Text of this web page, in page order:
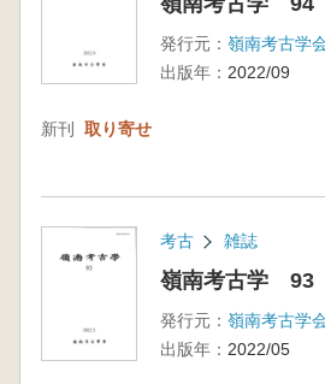
発行元： 嶺南考古学
出版年： 2022/09
新刊 取り寄せ
考古 雑誌
嶺南考古学 93
発行元： 嶺南考古学
出版年： 2022/05